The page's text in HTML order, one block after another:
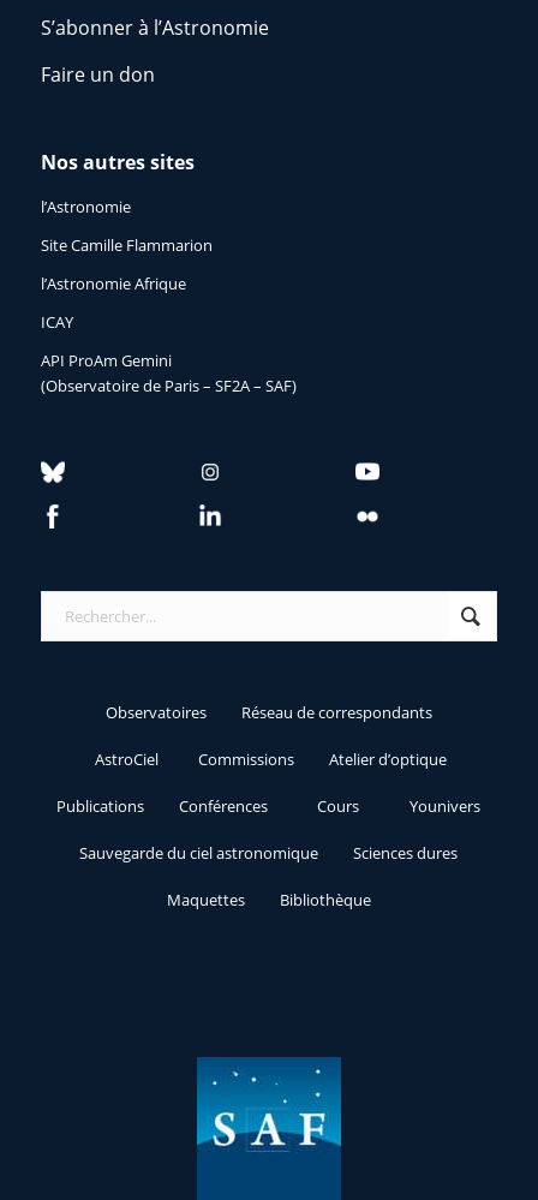
S’abonner à l’Astronomie
Faire un don
Nos autres sites
l’Astronomie
Site Camille Flammarion
l’Astronomie Afrique
ICAY
API ProAm Gemini
(Observatoire de Paris – SF2A – SAF)
Observatoires Réseau de correspondants
AstroCiel Commissions Atelier d’optique
Publications Conférences Cours Younivers
Sauvegarde du ciel astronomique Sciences dures
Maquettes Bibliothèque